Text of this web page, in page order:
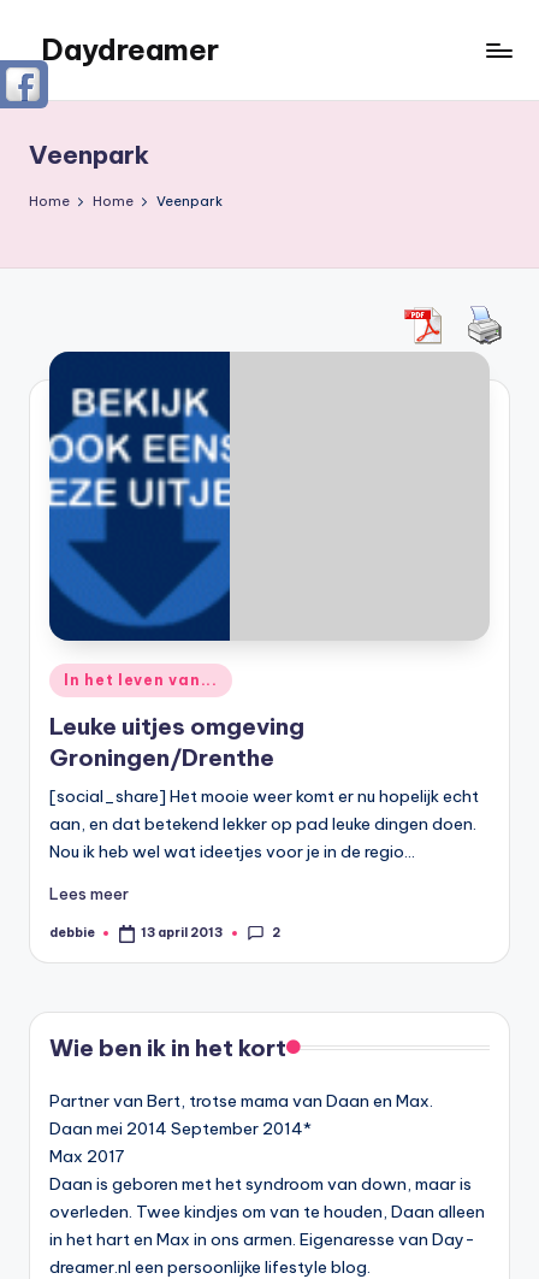
naar
de
Daydreamer
persoonlijke
lifestyle
blog
Veenpark
Home Home Veenpark
Geplaatst
in
In het leven van...
Leuke uitjes omgeving
Groningen/Drenthe
[social_share] Het mooie weer komt er nu hopelijk echt
aan, en dat betekend lekker op pad leuke dingen doen.
Nou ik heb wel wat ideetjes voor je in de regio…
Lees meer
Geplaatst
debbie 13 april 2013 2
Wie ben ik in het kort
Partner van Bert, trotse mama van Daan en Max.
Daan mei 2014 September 2014*
Max 2017
Daan is geboren met het syndroom van down, maar is
overleden. Twee kindjes om van te houden, Daan alleen
in het hart en Max in ons armen. Eigenaresse van Day-
dreamer.nl een persoonlijke lifestyle blog.